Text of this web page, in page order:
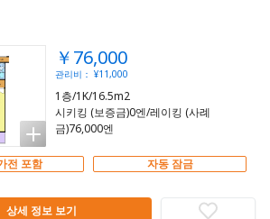
￥76,000
관리비： ¥11,000
1층/1K/16.5m2
시키킹 (보증금)0엔/레이킹 (사례
금)76,000엔
전 포함 자동 잠금
상세 정보 보기